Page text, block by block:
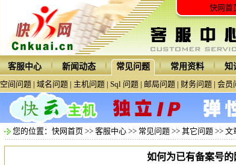
快网首
客服中心 新闻动态 常见问题 常用资料 知
空间问题 | 域名问题 | 主机问题 | Sql 问题 | 邮局问题 | 财务问题 | 会员
您的位置： 快网首页 >> 客服中心 >> 常见问题 >> 其它问题 >> 文
如何为已有备案号的